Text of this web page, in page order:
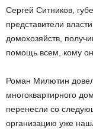
Сергей Ситников,
представители
домохозяйств,
помощь всем, кому
Роман Милютин
многоквартирного
перенесли со
организацию уже